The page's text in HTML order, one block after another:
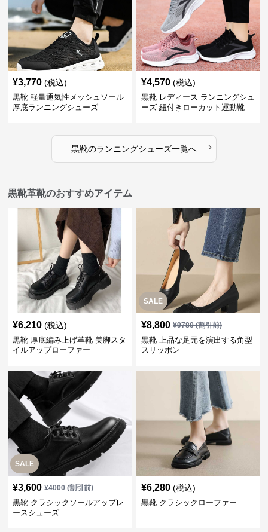
¥3,770 (税込)
黒靴 軽量通気性メッシュソール
厚底ランニングシューズ
¥4,570 (税込)
黒靴 レディース ランニングシュ
ーズ 紐付きローカット運動靴
黒靴のランニングシューズ一覧へ ›
黒靴革靴のおすすめアイテム
¥6,210 (税込)
黒靴 厚底編み上げ革靴 美脚スタ
イルアップローファー
SALE
¥8,800 ¥9780(割引前)
黒靴 上品な足元を演出する角型
スリッポン
SALE
¥3,600 ¥4000(割引前)
黒靴 クラシックソールアップレ
ースシューズ
¥6,280 (税込)
黒靴 クラシックローファー